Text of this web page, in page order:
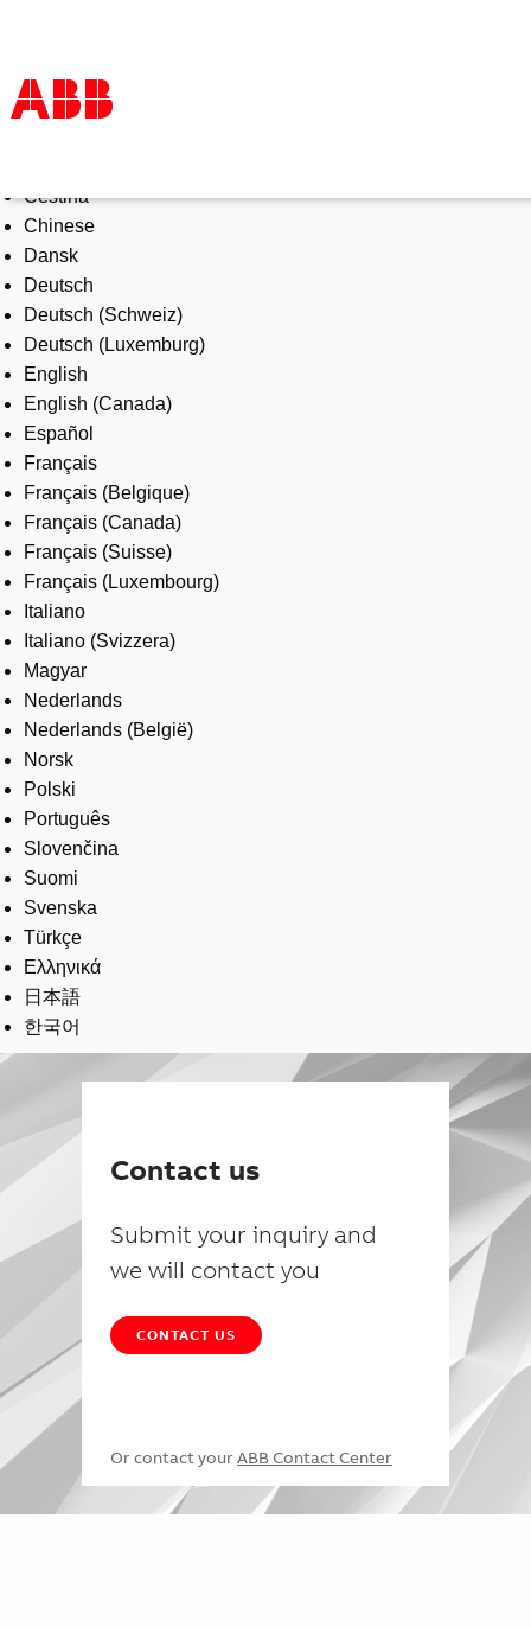
Products & Solutions
Industries
Services
About us
Where to buy
Contact us
Careers
Čeština
Chinese
Dansk
Deutsch
Deutsch (Schweiz)
Deutsch (Luxemburg)
English
English (Canada)
Español
Français
Français (Belgique)
Français (Canada)
Français (Suisse)
Français (Luxembourg)
Italiano
Italiano (Svizzera)
Magyar
Nederlands
Nederlands (België)
Norsk
Polski
Português
Slovenčina
Suomi
Svenska
Türkçe
Ελληνικά
日本語
한국어
Contact us
Submit your inquiry and
we will contact you
CONTACT US
Or contact your ABB Contact Center